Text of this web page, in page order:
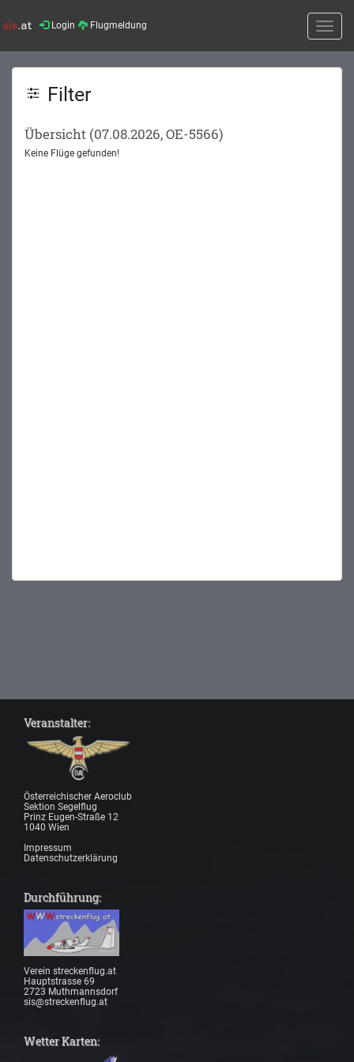
Login Flugmeldung
Toggle
Filter
Übersicht (07.08.2026, OE-5566)
Keine Flüge gefunden!
Veranstalter:
Österreichischer Aeroclub
Sektion Segelflug
Prinz Eugen-Straße 12
1040 Wien
Impressum
Datenschutzerklärung
Durchführung:
Verein streckenflug.at
Hauptstrasse 69
2723 Muthmannsdorf
sis@streckenflug.at
Wetter Karten: